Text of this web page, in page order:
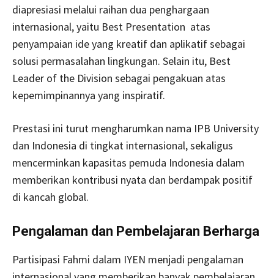
diapresiasi melalui raihan dua penghargaan
internasional, yaitu Best Presentation atas
penyampaian ide yang kreatif dan aplikatif sebagai
solusi permasalahan lingkungan. Selain itu, Best
Leader of the Division sebagai pengakuan atas
kepemimpinannya yang inspiratif.
Prestasi ini turut mengharumkan nama IPB University
dan Indonesia di tingkat internasional, sekaligus
mencerminkan kapasitas pemuda Indonesia dalam
memberikan kontribusi nyata dan berdampak positif
di kancah global.
Pengalaman dan Pembelajaran Berharga
Partisipasi Fahmi dalam IYEN menjadi pengalaman